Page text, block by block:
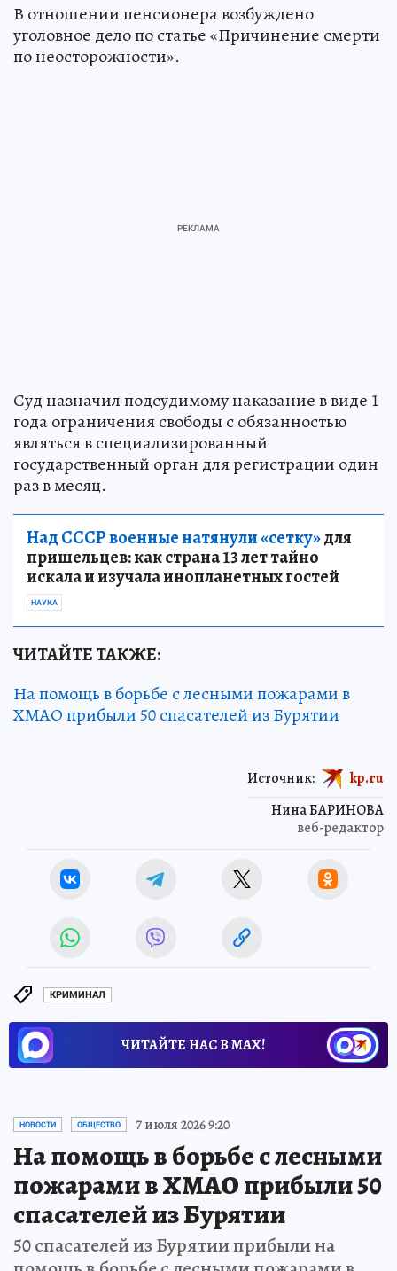
В отношении пенсионера возбуждено
уголовное дело по статье «Причинение смерти
по неосторожности».
Суд назначил подсудимому наказание в виде 1
года ограничения свободы с обязанностью
являться в специализированный
государственный орган для регистрации один
раз в месяц.
Над СССР военные натянули «сетку»для
пришельцев: как страна 13 лет тайно
искала и изучала инопланетных гостей
НАУКА
ЧИТАЙТЕ ТАКЖЕ:
На помощь в борьбе с лесными пожарами в
ХМАО прибыли 50 спасателей из Бурятии
Нина БАРИНОВА
веб-редактор
Источник: kp.ru
КРИМИНАЛ
ЧИТАЙТЕ НАС В МАХ!
НОВОСТИ ОБЩЕСТВО 7 июля 2026 9:20
На помощь в борьбе с лесными
пожарами в ХМАО прибыли 50
спасателей из Бурятии
50 спасателей из Бурятии прибыли на